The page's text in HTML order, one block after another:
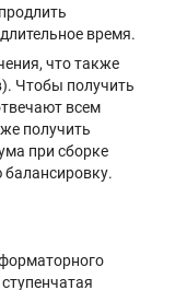
время.
что также
Чтобы получить
всем
получить
при сборке